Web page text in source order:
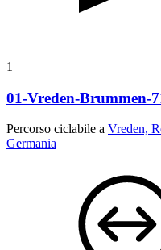
1
01-Vreden-Brummen-
Percorso ciclabile a Vreden,
Germania